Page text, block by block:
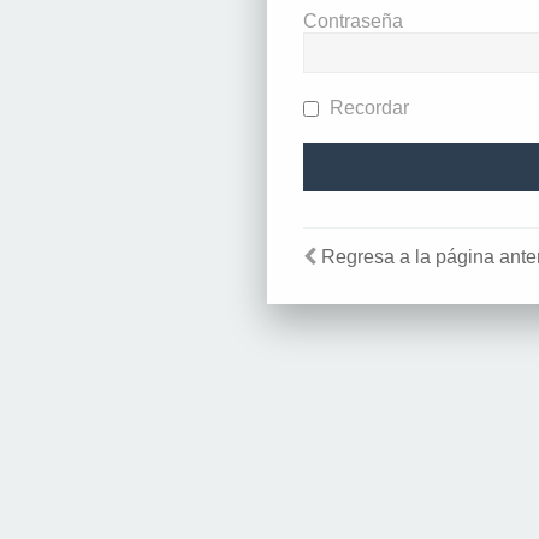
Contraseña
Recordar
Regresa a la página